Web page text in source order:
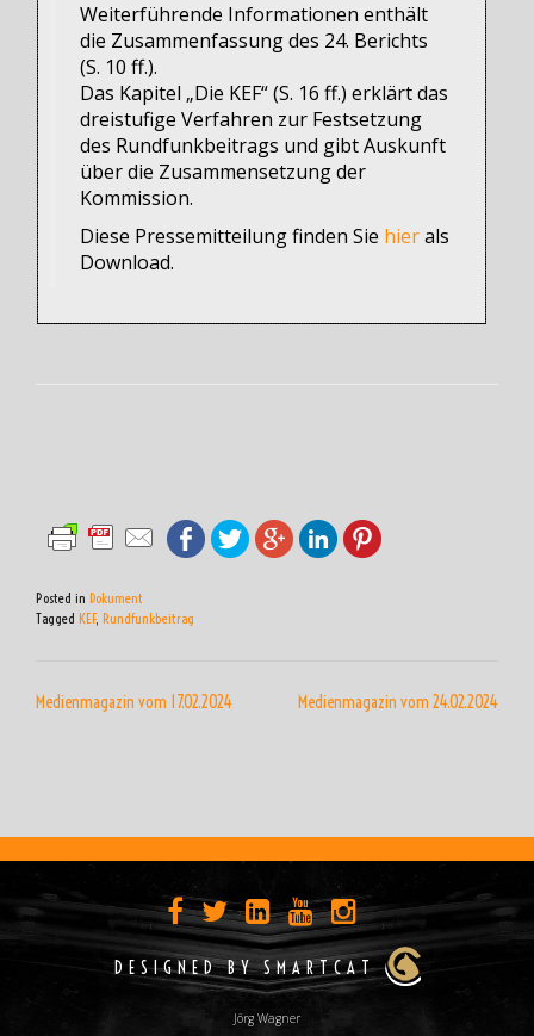
Weiterführende Informationen enthält
die Zusammenfassung des 24. Berichts
(S. 10 ff.).
Das Kapitel „Die KEF“ (S. 16 ff.) erklärt das
dreistufige Verfahren zur Festsetzung
des Rundfunkbeitrags und gibt Auskunft
über die Zusammensetzung der
Kommission.
Diese Pressemitteilung finden Sie hierals
Download.
Posted in Dokument
Tagged KEF, Rundfunkbeitrag
Medienmagazin vom 17.02.2024 Medienmagazin vom 24.02.2024
DESIGNED BY SMARTCAT
Jörg Wagner